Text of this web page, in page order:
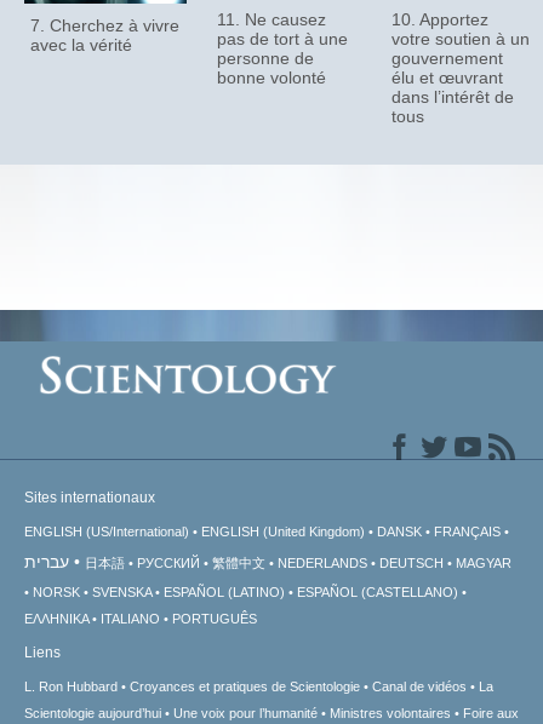
7. Cherchez à vivre
avec la vérité
11. Ne causez
pas de tort à une
personne de
bonne volonté
10. Apportez
votre soutien à un
gouvernement
élu et œuvrant
dans l’intérêt de
tous
Sites internationaux
ENGLISH (US/International) ENGLISH (United Kingdom) DANSK FRANÇAIS
עברית 日本語 РУССКИЙ 繁體中文 NEDERLANDS DEUTSCH
MAGYAR
NORSK
SVENSKA ESPAÑOL (LATINO)
ESPAÑOL (CASTELLANO)
ΕΛΛΗΝΙΚA
ITALIANO PORTUGUÊS
Liens
L. Ron Hubbard Croyances et pratiques de Scientologie Canal de vidéos
La
Scientologie aujourd’hui
Une voix pour l’humanité Ministres volontaires Foire aux